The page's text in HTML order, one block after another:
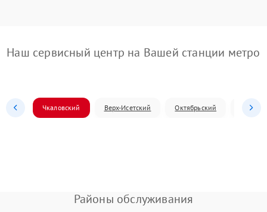
Наш сервисный центр на Вашей станции метро
Чкаловский Верх-Исетский Октябрьский
Районы обслуживания